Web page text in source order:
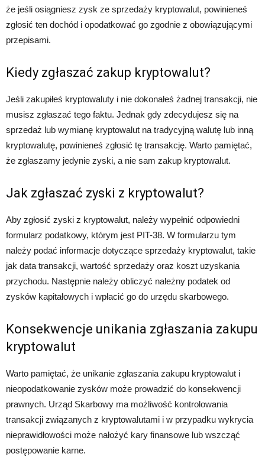
że jeśli osiągniesz zysk ze sprzedaży kryptowalut, powinieneś
zgłosić ten dochód i opodatkować go zgodnie z obowiązującymi
przepisami.
Kiedy zgłaszać zakup kryptowalut?
Jeśli zakupiłeś kryptowaluty i nie dokonałeś żadnej transakcji, nie
musisz zgłaszać tego faktu. Jednak gdy zdecydujesz się na
sprzedaż lub wymianę kryptowalut na tradycyjną walutę lub inną
kryptowalutę, powinieneś zgłosić tę transakcję. Warto pamiętać,
że zgłaszamy jedynie zyski, a nie sam zakup kryptowalut.
Jak zgłaszać zyski z kryptowalut?
Aby zgłosić zyski z kryptowalut, należy wypełnić odpowiedni
formularz podatkowy, którym jest PIT-38. W formularzu tym
należy podać informacje dotyczące sprzedaży kryptowalut, takie
jak data transakcji, wartość sprzedaży oraz koszt uzyskania
przychodu. Następnie należy obliczyć należny podatek od
zysków kapitałowych i wpłacić go do urzędu skarbowego.
Konsekwencje unikania zgłaszania zakupu
kryptowalut
Warto pamiętać, że unikanie zgłaszania zakupu kryptowalut i
nieopodatkowanie zysków może prowadzić do konsekwencji
prawnych. Urząd Skarbowy ma możliwość kontrolowania
transakcji związanych z kryptowalutami i w przypadku wykrycia
nieprawidłowości może nałożyć kary finansowe lub wszcząć
postępowanie karne.